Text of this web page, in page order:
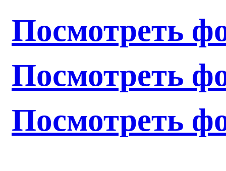
Посмотреть
Посмотреть
Посмотреть